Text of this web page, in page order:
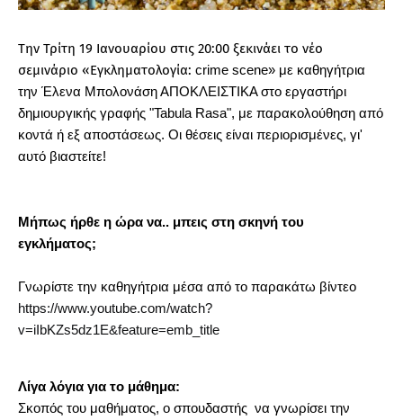
Την Τρίτη 19 Ιανουαρίου στις 20:00 ξεκινάει το νέο
σεμινάριο «Εγκληματολογία: crime scene» με καθηγήτρια
την Έλενα Μπολονάση ΑΠΟΚΛΕΙΣΤΙΚΑ στο εργαστήρι
δημιουργικής γραφής "Tabula Rasa", με παρακολούθηση από
κοντά ή εξ αποστάσεως. Οι θέσεις είναι περιορισμένες, γι'
αυτό βιαστείτε!
Μήπως ήρθε η ώρα να.. μπεις στη σκηνή του
εγκλήματος;
Γνωρίστε την καθηγήτρια μέσα από το παρακάτω βίντεο
https://www.youtube.com/watch?
v=iIbKZs5dz1E&feature=emb_title
Λίγα λόγια για το μάθημα:
Σκοπός του μαθήματος, ο σπουδαστής να γνωρίσει την